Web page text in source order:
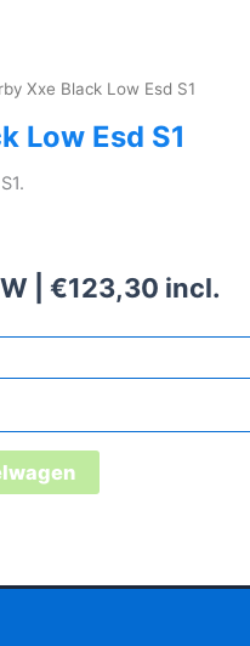
Xxe Black Low Esd S1
Low Esd S1
| €123,30 incl.